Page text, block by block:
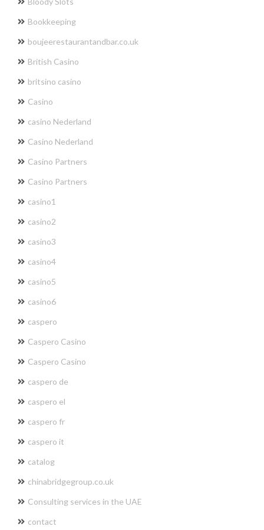
Bookkeeping
boujeerestaurantandbar.co.uk
British Casino
britsino casino
Casino
casino Nederland
Casino Nederland
Casino Partners
Casino Partners
casino1
casino2
casino3
casino4
casino5
casino6
caspero
Caspero Casino
Caspero Casino
caspero de
caspero el
caspero fr
caspero it
catalog
chinabridgegroup.co.uk
Consulting services in the UAE
contact